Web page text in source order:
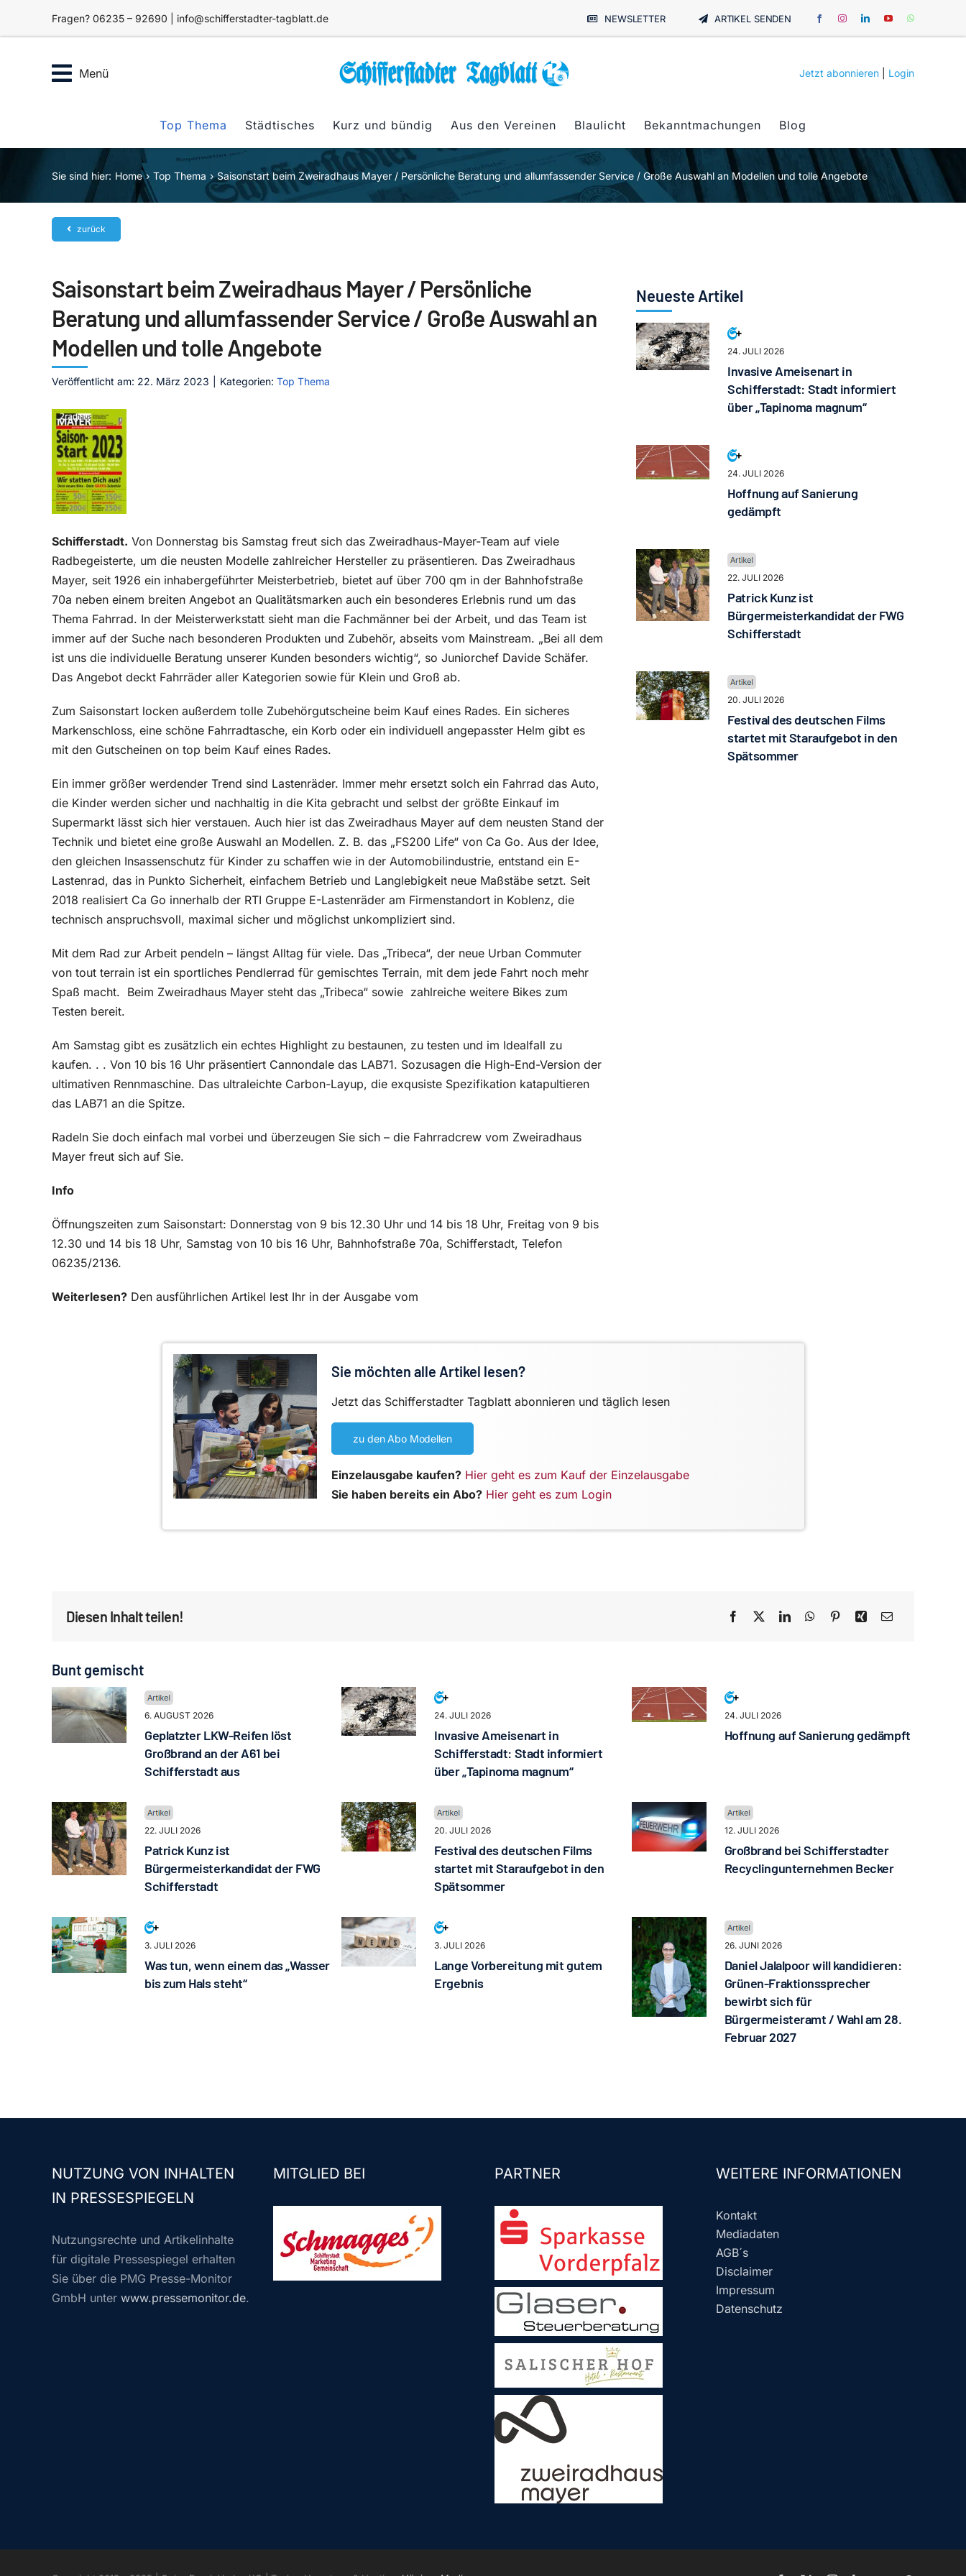
Fragen? 06235 – 92690 | info@schifferstadter-tagblatt.de NEWSLETTER ARTIKEL SENDEN
Menü Jetzt abonnieren Login
Top Thema Städtisches Kurz und bündig Aus den Vereinen Blaulicht Bekanntmachungen Blog
Sie sind hier: Home Top Thema Saisonstart beim Zweiradhaus Mayer / Persönliche Beratung und allumfassender Service / Große Auswahl an Modellen und tolle Angebote
zurück
Saisonstart beim Zweiradhaus Mayer / Persönliche
Beratung und allumfassender Service / Große Auswahl an
Modellen und tolle Angebote
Veröffentlicht am: 22. März 2023 Kategorien: Top Thema
Schifferstadt. Von Donnerstag bis Samstag freut sich das Zweiradhaus-Mayer-Team auf viele
Radbegeisterte, um die neusten Modelle zahlreicher Hersteller zu präsentieren. Das Zweiradhaus
Mayer, seit 1926 ein inhabergeführter Meisterbetrieb, bietet auf über 700 qm in der Bahnhofstraße
70a neben einem breiten Angebot an Qualitätsmarken auch ein besonderes Erlebnis rund um das
Thema Fahrrad. In der Meisterwerkstatt sieht man die Fachmänner bei der Arbeit, und das Team ist
immer auf der Suche nach besonderen Produkten und Zubehör, abseits vom Mainstream. „Bei all dem
ist uns die individuelle Beratung unserer Kunden besonders wichtig“, so Juniorchef Davide Schäfer.
Das Angebot deckt Fahrräder aller Kategorien sowie für Klein und Groß ab.
Zum Saisonstart locken außerdem tolle Zubehörgutscheine beim Kauf eines Rades. Ein sicheres
Markenschloss, eine schöne Fahrradtasche, ein Korb oder ein individuell angepasster Helm gibt es
mit den Gutscheinen on top beim Kauf eines Rades.
Ein immer größer werdender Trend sind Lastenräder. Immer mehr ersetzt solch ein Fahrrad das Auto,
die Kinder werden sicher und nachhaltig in die Kita gebracht und selbst der größte Einkauf im
Supermarkt lässt sich hier verstauen. Auch hier ist das Zweiradhaus Mayer auf dem neusten Stand der
Technik und bietet eine große Auswahl an Modellen. Z. B. das „FS200 Life“ von Ca Go. Aus der Idee,
den gleichen Insassenschutz für Kinder zu schaffen wie in der Automobilindustrie, entstand ein E-
Lastenrad, das in Punkto Sicherheit, einfachem Betrieb und Langlebigkeit neue Maßstäbe setzt. Seit
2018 realisiert Ca Go innerhalb der RTI Gruppe E-Lastenräder am Firmenstandort in Koblenz, die
technisch anspruchsvoll, maximal sicher und möglichst unkompliziert sind.
Mit dem Rad zur Arbeit pendeln – längst Alltag für viele. Das „Tribeca“, der neue Urban Commuter
von tout terrain ist ein sportliches Pendlerrad für gemischtes Terrain, mit dem jede Fahrt noch mehr
Spaß macht. Beim Zweiradhaus Mayer steht das „Tribeca“ sowie zahlreiche weitere Bikes zum
Testen bereit.
Am Samstag gibt es zusätzlich ein echtes Highlight zu bestaunen, zu testen und im Idealfall zu
kaufen. . . Von 10 bis 16 Uhr präsentiert Cannondale das LAB71. Sozusagen die High-End-Version der
ultimativen Rennmaschine. Das ultraleichte Carbon-Layup, die exqusiste Spezifikation katapultieren
das LAB71 an die Spitze.
Radeln Sie doch einfach mal vorbei und überzeugen Sie sich – die Fahrradcrew vom Zweiradhaus
Mayer freut sich auf Sie.
Info
Öffnungszeiten zum Saisonstart: Donnerstag von 9 bis 12.30 Uhr und 14 bis 18 Uhr, Freitag von 9 bis
12.30 und 14 bis 18 Uhr, Samstag von 10 bis 16 Uhr, Bahnhofstraße 70a, Schifferstadt, Telefon
06235/2136.
Weiterlesen? Den ausführlichen Artikel lest Ihr in der Ausgabe vom
Neueste Artikel
24. JULI 2026
Invasive Ameisenart in
Schifferstadt: Stadt informiert
über „Tapinoma magnum“
24. JULI 2026
Hoffnung auf Sanierung
gedämpft
22. JULI 2026
Patrick Kunz ist
Bürgermeisterkandidat der FWG
Schifferstadt
20. JULI 2026
Festival des deutschen Films
startet mit Staraufgebot in den
Spätsommer
Sie möchten alle Artikel lesen?
Jetzt das Schifferstadter Tagblatt abonnieren und täglich lesen
zu den Abo Modellen
Einzelausgabe kaufen? Hier geht es zum Kauf der Einzelausgabe
Sie haben bereits ein Abo? Hier geht es zum Login
Diesen Inhalt teilen!
Bunt gemischt
6. AUGUST 2026
Geplatzter LKW-Reifen löst
Großbrand an der A61 bei
Schifferstadt aus
24. JULI 2026
Invasive Ameisenart in
Schifferstadt: Stadt informiert
über „Tapinoma magnum“
24. JULI 2026
Hoffnung auf Sanierung gedämpft
22. JULI 2026
Patrick Kunz ist
Bürgermeisterkandidat der FWG
Schifferstadt
20. JULI 2026
Festival des deutschen Films
startet mit Staraufgebot in den
Spätsommer
12. JULI 2026
Großbrand bei Schifferstadter
Recyclingunternehmen Becker
3. JULI 2026
Was tun, wenn einem das „Wasser
bis zum Hals steht“
3. JULI 2026
Lange Vorbereitung mit gutem
Ergebnis
26. JUNI 2026
Daniel Jalalpoor will kandidieren:
Grünen-Fraktionssprecher
bewirbt sich für
Bürgermeisteramt / Wahl am 28.
Februar 2027
NUTZUNG VON INHALTEN
IN PRESSESPIEGELN
Nutzungsrechte und Artikelinhalte
für digitale Pressespiegel erhalten
Sie über die PMG Presse-Monitor
GmbH unter www.pressemonitor.de.
MITGLIED BEI PARTNER WEITERE INFORMATIONEN
Kontakt
Mediadaten
AGB´s
Disclaimer
Impressum
Datenschutz